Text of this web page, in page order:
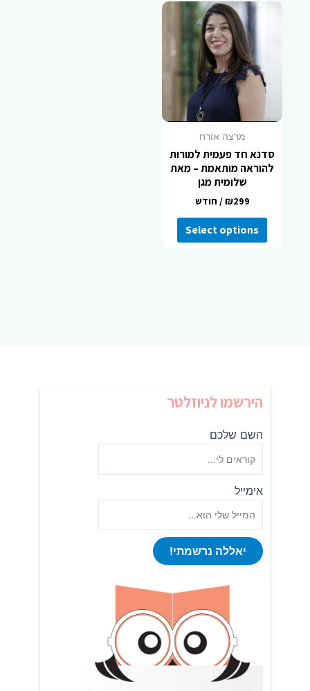
מרצה אורח
סדנא חד פעמית למורות
להוראה מותאמת – מאת
שלומית מגן
₪299 / חודש
Select options
הירשמו לניוזלטר
השם שלכם
אימייל